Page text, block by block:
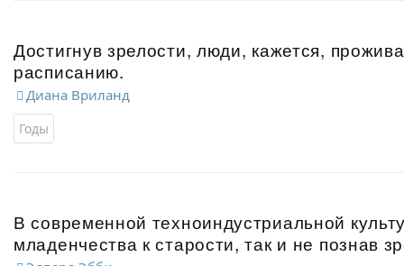
Достигнув зрелости, люди, кажется,
расписанию.
Диана Вриланд
Годы
В современной техноиндустриальной
младенчества к старости, так и не познав